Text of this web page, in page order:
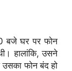
बजे घर पर फोन
हालांकि, उसने
फोन बंद हो